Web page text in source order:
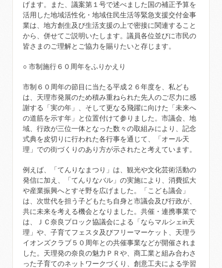
げます。また、議案第１号で述べました国の補正予算を
活用した地域活性化・地域住民生活等緊急支援交付金事
業は、地方創生及び生活支援の上で密接に関連すること
から、併せてご説明いたします。議員各位並びに市民の
皆さまのご理解とご協力を賜りたいと存じます。
○ 市制施行６０周年をふりかえり
市制６０周年の節目に当たる平成２６年度を、私ども
は、天理市発展のため積み重ねられた先人のご尽力に感
謝する「実の年」、そして更なる飛躍に向けた「未来へ
の道筋を示す年」と位置付けて参りました。市議会、地
域、行政が三位一体となった数々の取組みにより、記念
式典を皮切りに行われた各行事を通じて、「オール天
理」での街づくりのあり方が示されたと考えています。
例えば、「てんりなまつり」は、観光や文化芸術活動の
発信に加え、「てんりなバル」の実施により、消費拡大
や産業振興へとすそ野を広げました。「こども議会」
は、次世代を担う子どもたち自身と市議会及び行政が、
共に未来を考える機会となりました。共催・連携事業で
は、ＪＣ奈良ブロック協議会による「ならマルシェin天
理」や、子育てフェスタ及びフリーマーケット、天理ラ
イオンズクラブ５０周年との共催事業などが開催されま
した。天理発の奈良の魅力ＰＲや、商工業と組み合わさ
った子育てのネットワークづくり、創意工夫による学習